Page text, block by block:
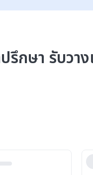
รึกษา รับว